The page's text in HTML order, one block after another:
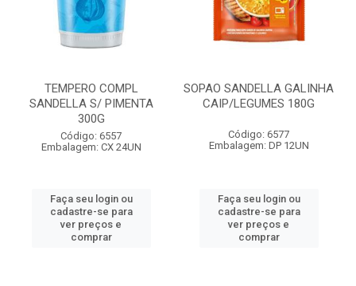
TEMPERO COMPL
SANDELLA S/ PIMENTA
300G
Código: 6557
Embalagem: CX 24UN
Faça seu login ou
cadastre-se para
ver preços e
comprar
SOPAO SANDELLA GALINHA
CAIP/LEGUMES 180G
Código: 6577
Embalagem: DP 12UN
Faça seu login ou
cadastre-se para
ver preços e
comprar